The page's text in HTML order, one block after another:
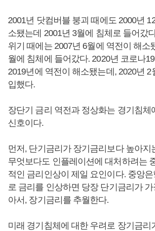
2001년 닷컴버블 붕괴 때에도 2000년
소됐는데 2001년 3월에 침체로 들어갔
위기 때에는 2007년 6월에 역전이 해소
월에 침체에 들어갔다. 2020년 코로나
2019년에 역전이 해소됐는데, 2020년 2
입했다.
장단기 금리 역전과 정상화는 경기침체
신호이다.
먼저, 단기금리가 장기금리보다 높아지
무엇보다도 인플레이션에 대처하려는
적인 금리인상이 제일 요인이다. 중앙
로 금리를 인상하면 당장 단기금리가
아서, 장기금리를 추월한다.
미래 경기침체에 대한 우려로 장기금리